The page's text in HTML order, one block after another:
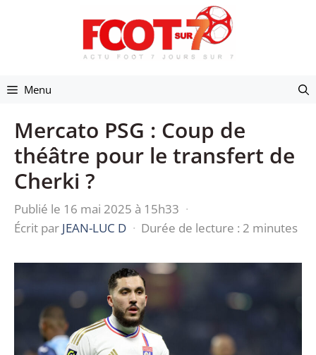
Menu
Mercato PSG : Coup de
théâtre pour le transfert de
Cherki ?
Publié le 16 mai 2025 à 15h33 ·
Écrit par JEAN-LUC D · Durée de lecture : 2 minutes